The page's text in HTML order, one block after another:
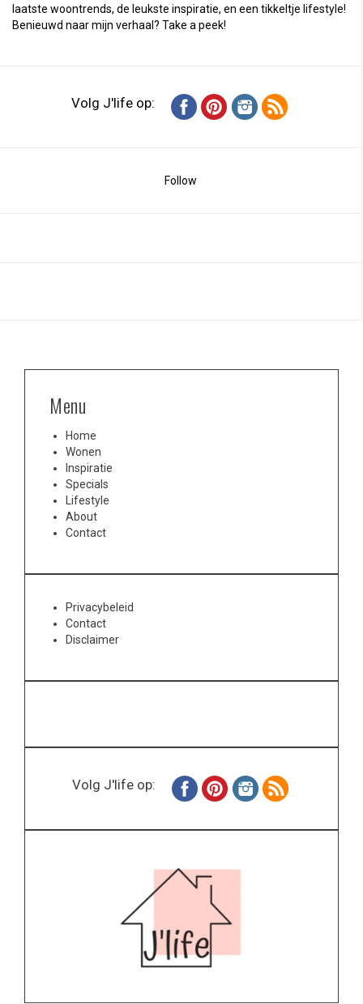
laatste woontrends, de leukste inspiratie, en een tikkeltje lifestyle!
Benieuwd naar mijn verhaal? Take a peek!
Volg J'life op:
Follow
Menu
Home
Wonen
Inspiratie
Specials
Lifestyle
About
Contact
Privacybeleid
Contact
Disclaimer
Volg J'life op: